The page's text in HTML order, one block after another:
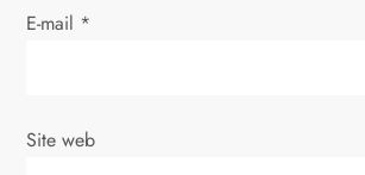
t
c
E-mail *
Site web